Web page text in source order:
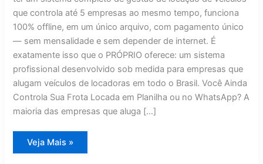
que controla até 5 empresas ao mesmo tempo, funciona
100% offline, em um único arquivo, com pagamento único
— sem mensalidade e sem depender de internet. É
exatamente isso que o PRÓPRIO oferece: um sistema
profissional desenvolvido sob medida para empresas que
alugam veículos de locadoras em todo o Brasil. Você Ainda
Controla Sua Frota Locada em Planilha ou no WhatsApp? A
maioria das empresas que aluga […]
Sistema
de
Veja Mais »